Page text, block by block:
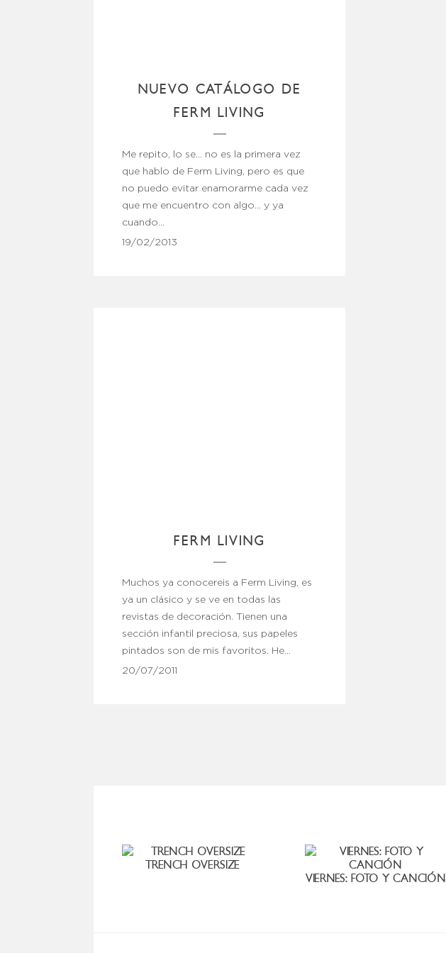
NUEVO CATÁLOGO DE
FERM LIVING
Me repito, lo se… no es la primera vez
que hablo de Ferm Living, pero es que
no puedo evitar enamorarme cada vez
que me encuentro con algo… y ya
cuando…
19/02/2013
FERM LIVING
Muchos ya conocereis a Ferm Living, es
ya un clásico y se ve en todas las
revistas de decoración. Tienen una
sección infantil preciosa, sus papeles
pintados son de mis favoritos. He…
20/07/2011
TRENCH OVERSIZE
VIERNES: FOTO Y CANCIÓN